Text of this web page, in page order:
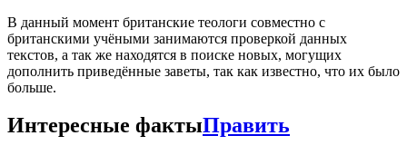
В данный момент британские теологи совместно с
британскими учёными занимаются проверкой данных
текстов, а так же находятся в поиске новых, могущих
дополнить приведённые заветы, так как известно, что их было
больше.
Интересные фактыПравить